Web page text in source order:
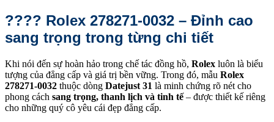
???? Rolex 278271-0032 – Đỉnh cao
sang trọng trong từng chi tiết
Khi nói đến sự hoàn hảo trong chế tác đồng hồ, Rolex luôn là biểu
tượng của đẳng cấp và giá trị bền vững. Trong đó, mẫu Rolex
278271-0032 thuộc dòng Datejust 31 là minh chứng rõ nét cho
phong cách sang trọng, thanh lịch và tinh tế– được thiết kế riêng
cho những quý cô yêu cái đẹp đẳng cấp.